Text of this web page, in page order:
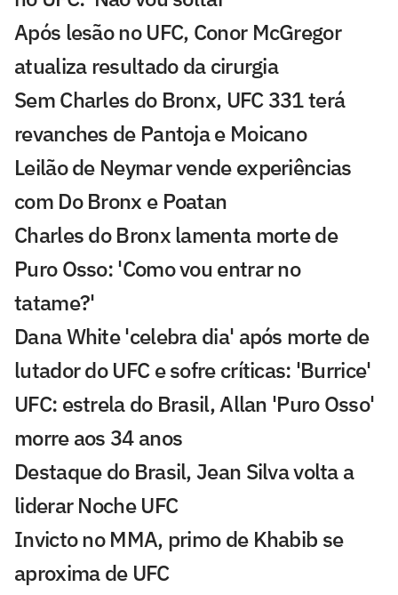
Após lesão no UFC, Conor McGregor
atualiza resultado da cirurgia
Sem Charles do Bronx, UFC 331 terá
revanches de Pantoja e Moicano
Leilão de Neymar vende experiências
com Do Bronx e Poatan
Charles do Bronx lamenta morte de
Puro Osso: 'Como vou entrar no
tatame?'
Dana White 'celebra dia' após morte de
lutador do UFC e sofre críticas: 'Burrice'
UFC: estrela do Brasil, Allan 'Puro Osso'
morre aos 34 anos
Destaque do Brasil, Jean Silva volta a
liderar Noche UFC
Invicto no MMA, primo de Khabib se
aproxima de UFC